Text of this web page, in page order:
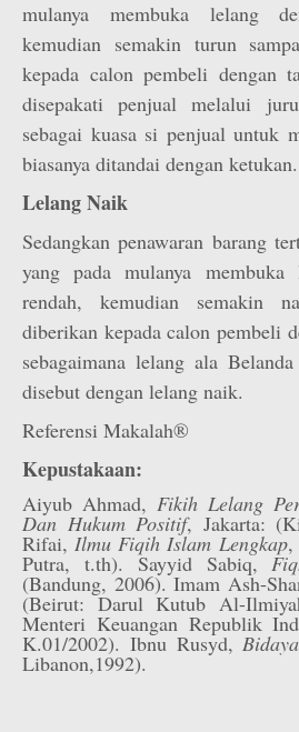
mulanya membuka lelang
kemudian semakin turun
kepada calon pembeli dengan
disepakati penjual melalui
sebagai kuasa si penjual untuk
biasanya ditandai dengan ketukan.
Lelang Naik
Sedangkan penawaran barang
yang pada mulanya membuka
rendah, kemudian semakin
diberikan kepada calon pembeli
sebagaimana lelang ala
disebut dengan lelang naik.
Referensi Makalah®
Kepustakaan:
Aiyub Ahmad, Fikih Lelang
Dan Hukum Positif, Jakarta:
Rifai,Ilmu Fiqih Islam Lengkap,
Putra, t.th). Sayyid Sabiq,
(Bandung, 2006). Imam Ash-
(Beirut: Darul Kutub Al-
Menteri Keuangan Republik
K.01/2002). Ibnu Rusyd,
Libanon,1992).